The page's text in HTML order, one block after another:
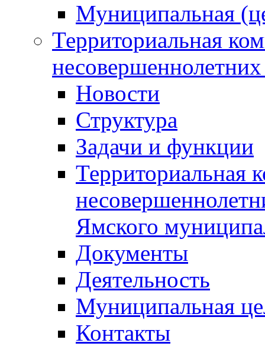
Муниципальная
Территориальная
Новости
Структура
Задачи и функции
Территориальная
Ямского
Документы
Деятельность
Муниципальная
Контакты